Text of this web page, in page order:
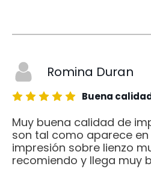
Romina Duran
Buena
Muy buena calidad de
son tal como aparece
impresión sobre lienzo
recomiendo y llega muy